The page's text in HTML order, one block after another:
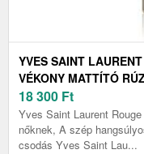
YVES SAINT
VÉKONY MATTÍTÓ
2.2 G
18 300 Ft
Yves Saint Laurent
nőknek, A szép
csodás Yves Saint Lau...